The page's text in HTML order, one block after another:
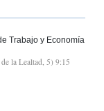
Trabajo y Economía
la Lealtad, 5) 9:15